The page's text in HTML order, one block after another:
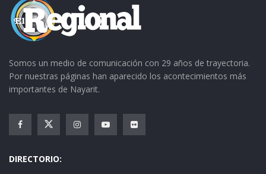
Somos un medio de comunicación con 29 años de trayectoria.
Por nuestras páginas han aparecido los acontecimientos más
importantes de Nayarit.
DIRECTORIO: